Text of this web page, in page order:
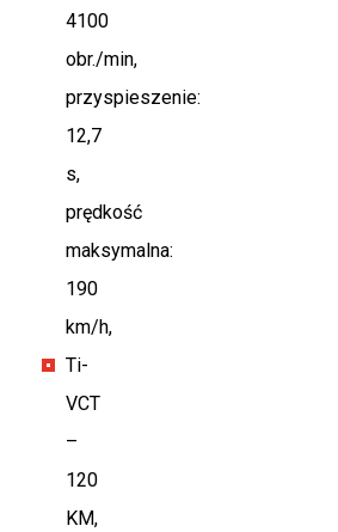
4100
obr./min,
przyspieszenie:
12,7
s,
prędkość
maksymalna:
190
km/h,
Ti-
VCT
–
120
KM,